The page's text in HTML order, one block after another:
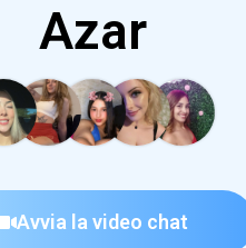
Azar
Avvia la video chat